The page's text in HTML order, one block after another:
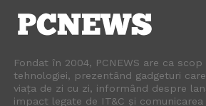
Fondat în 2004, PCNEWS are ca
tehnologiei, prezentând gadgeturi
viața de zi cu zi, informând despre
impact legate de IT&C și comunicarea